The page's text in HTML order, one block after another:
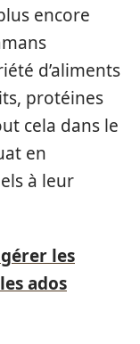
encore
d’aliments
protéines
cela dans le
en
à leur
les
ados